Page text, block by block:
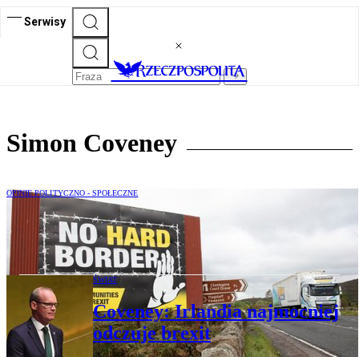
Serwisy
Simon Coveney
OPINIE POLITYCZNO - SPOŁECZNE
Simon Coveney: Brexit wyzwaniem dla
pokoju
ŚWIAT
Coveney: Irlandia najmocniej
odczuje brexit